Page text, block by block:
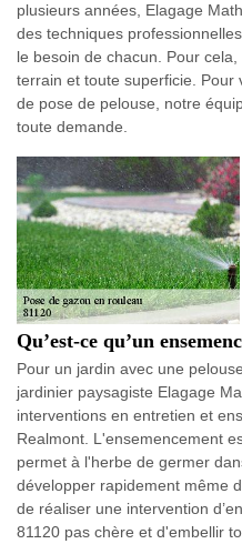
plusieurs années, Elagage
des techniques
le besoin de chacun. Pour
terrain et toute superficie. Pour
de pose de pelouse, notre
toute demande.
Qu’est-ce qu’un
Pour un jardin avec une
jardinier paysagiste Elagage
interventions en entretien et
Realmont. L'ensemencement
permet à l'herbe de germer
développer rapidement même
de réaliser une intervention
81120 pas chère et d'embellir